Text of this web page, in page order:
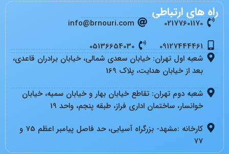
راه های ارتباطی
02177601170
09127444461
info@brnouri.com
05136654030
شعبه اول تهران: خیابان سعدی شمالی، خیابان برادران قاعدی،
بعد از خیابان هدایت، پلاک 169
شعبه دوم تهران: تقاطع خیابان بهار و خیابان سمیه، خیابان
خوانسار، ساختمان اداری فراز، طبقه پنجم، واحد 19
کارخانه :مشهد- بزرگراه آسیایی، حد فاصل پیامبر اعظم 75 و
77